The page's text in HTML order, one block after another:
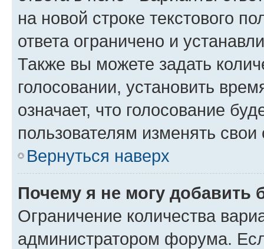
на новой строке текстового
ответа ограничено и
Также вы можете задать
голосовании, установить
означает, что голосование
пользователям изменять свои
Вернуться наверх
Почему я не могу добавить
Ограничение количества
администратором форума.